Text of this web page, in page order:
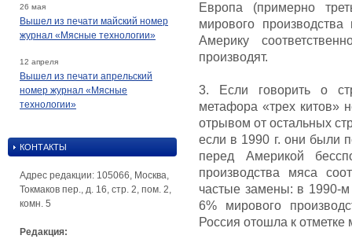
26 мая
Вышел из печати майский номер
журнал «Мясные технологии»
12 апреля
Вышел из печати апрельский
номер журнал «Мясные
технологии»
КОНТАКТЫ
Адрес редакции: 105066, Москва,
Токмаков пер., д. 16, стр. 2, пом. 2,
комн. 5
Редакция:
Европа (примерно
мирового
Америку
производят.
3. Если говорить о
метафора «трех китов»
отрывом от остальных
если в 1990 г. они были
перед Америкой
производства мяса
частые замены: в 1990-м
6% мирового
Россия отошла к отметке